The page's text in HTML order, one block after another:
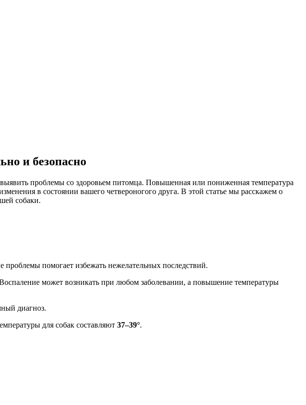
и безопасно
проблемы со здоровьем питомца. Повышенная или пониженная температура
в состоянии вашего четвероногого друга. В этой статье мы расскажем о
собаки.
проблемы помогает избежать нежелательных последствий.
может возникать при любом заболевании, а повышение температуры
диагноз.
для собак составляют 37–39°.